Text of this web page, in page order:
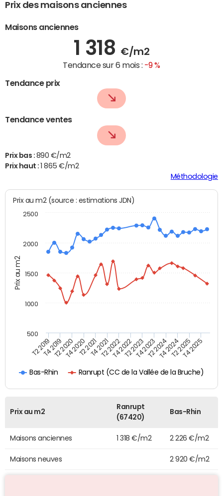
Prix des maisons anciennes
Maisons anciennes
1 318 €/m2
Tendance sur 6 mois : -9 %
Tendance prix
Tendance ventes
Prix bas : 890 €/m2
Prix haut :
1 865 €/m2
Méthodologie
Prix au m2
Prix au m2 (source : estimations JDN)
Bas-Rhin Ranrupt (CC de la Vallée de la Bruche)
T2 2019T4 2019T2 2020T4 2020T2 2021T4 2021T2 2022T4 2022T2 2023T4 2023T2 2024T4 2024T2 2025T4 2025
500
1000
1500
2000
2500
Prix au m2
Ranrupt
(67420)
Bas-Rhin
Maisons anciennes 1 318 €/m2 2 226 €/m2
Maisons neuves 2 920 €/m2